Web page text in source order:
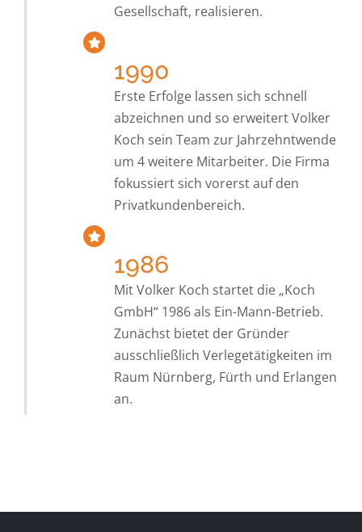
Gesellschaft, realisieren.
1990
Erste Erfolge lassen sich schnell
abzeichnen und so erweitert Volker
Koch sein Team zur Jahrzehntwende
um 4 weitere Mitarbeiter. Die Firma
fokussiert sich vorerst auf den
Privatkundenbereich.
1986
Mit Volker Koch startet die „Koch
GmbH“ 1986 als Ein-Mann-Betrieb.
Zunächst bietet der Gründer
ausschließlich Verlegetätigkeiten im
Raum Nürnberg, Fürth und Erlangen
an.